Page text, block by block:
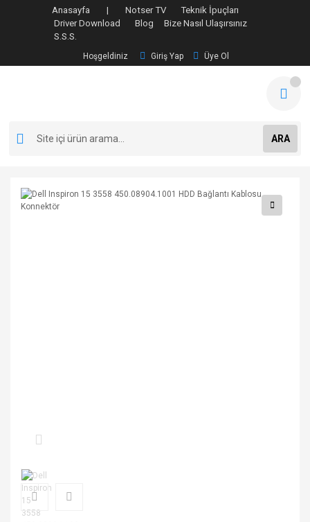
Anasayfa | Notser TV
Teknik İpuçları
Driver Download
Blog
Bize Nasıl Ulaşırsınız
S.S.S.
Hoşgeldiniz Giriş Yap Üye Ol
ARA